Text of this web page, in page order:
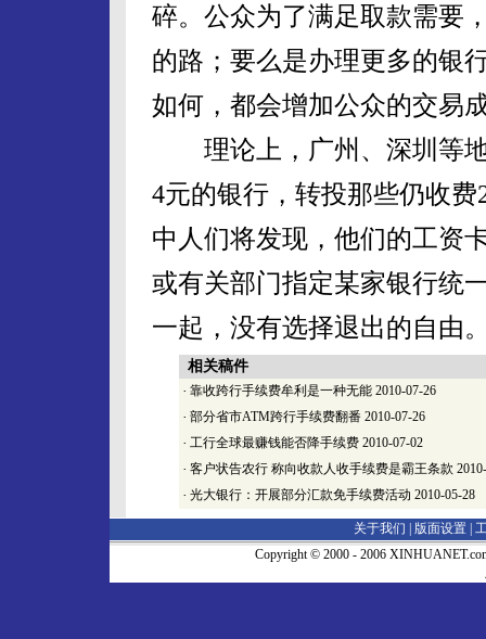
碎。公众为了满足取款需要
的路；要么是办理更多的银
如何，都会增加公众的交易
理论上，广州、深圳等地
4元的银行，转投那些仍收
中人们将发现，他们的工资
或有关部门指定某家银行统
一起，没有选择退出的自由
相关稿件
· 靠收跨行手续费牟利是一种无能 2010-07-26
· 部分省市ATM跨行手续费翻番 2010-07-26
· 工行全球最赚钱能否降手续费 2010-07-02
· 客户状告农行 称向收款人收手续费是霸王条款
· 光大银行：开展部分汇款免手续费活动 2010-05-28
关于我们 | 版面设置
Copyright © 2000 - 2006